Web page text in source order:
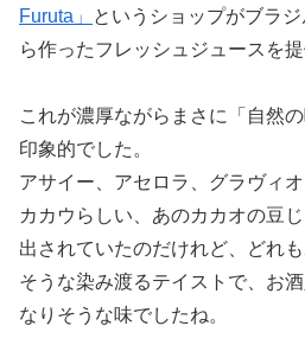
Furuta」
というショップがブラ
ら作ったフレッシュジュースを提
これが濃厚ながらまさに「自然
印象的でした。
アサイー、アセロラ、グラヴィ
カカウらしい、あのカカオの豆
出されていたのだけれど、どれ
そうな染み渡るテイストで、お
なりそうな味でしたね。